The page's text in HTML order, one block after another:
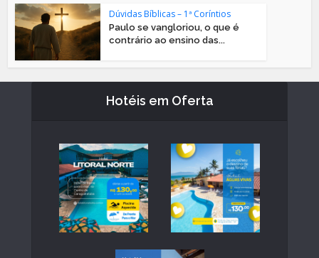
Dúvidas Bíblicas – 1ª Coríntios
Paulo se vangloriou, o que é
contrário ao ensino das...
Hotéis em Oferta